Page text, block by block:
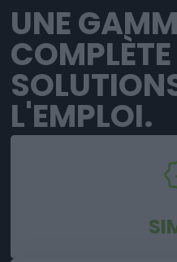
UNE
COMPLÈTE
L'EMPLOI.